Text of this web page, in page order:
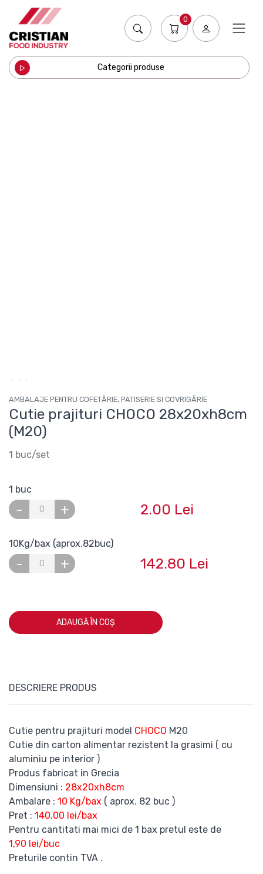
0
Categorii produse
AMBALAJE PENTRU COFETĂRIE, PATISERIE SI COVRIGĂRIE
Cutie prajituri CHOCO 28x20xh8cm
(M20)
1 buc/set
1 buc
- + 2.00 Lei
10Kg/bax (aprox.82buc)
- + 142.80 Lei
ADAUGĂ ÎN COȘ
DESCRIERE PRODUS
Cutie pentru prajituri model CHOCO M20
Cutie din carton alimentar rezistent la grasimi ( cu
aluminiu pe interior )
Produs fabricat in Grecia
Dimensiuni : 28x20xh8cm
Ambalare : 10 Kg/bax ( aprox. 82 buc )
Pret : 140,00 lei/bax
Pentru cantitati mai mici de 1 bax pretul este de
1,90 lei/buc
Preturile contin TVA .